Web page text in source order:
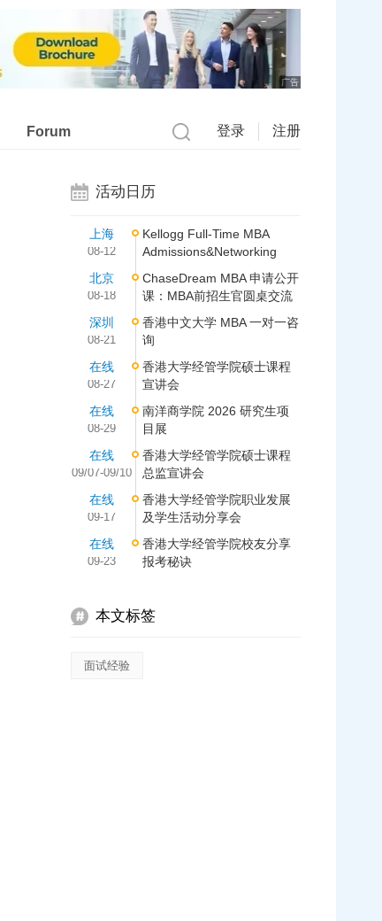
广告
Forum 登录 注册
活动日历
上海
08-12
Kellogg Full-Time MBA
Admissions&Networking
北京
08-18
ChaseDream MBA 申请公开
课：MBA前招生官圆桌交流
深圳
08-21
香港中文大学 MBA 一对一咨
询
在线
08-27
香港大学经管学院硕士课程
宣讲会
在线
08-29
南洋商学院 2026 研究生项
目展
在线
09/07-09/10
香港大学经管学院硕士课程
总监宣讲会
在线
09-17
香港大学经管学院职业发展
及学生活动分享会
在线
09-23
香港大学经管学院校友分享
报考秘诀
本文标签
面试经验